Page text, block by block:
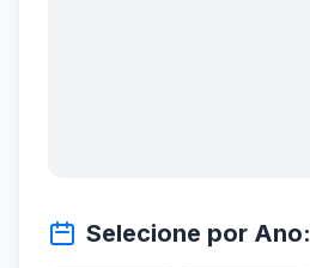
Selecione por Ano: